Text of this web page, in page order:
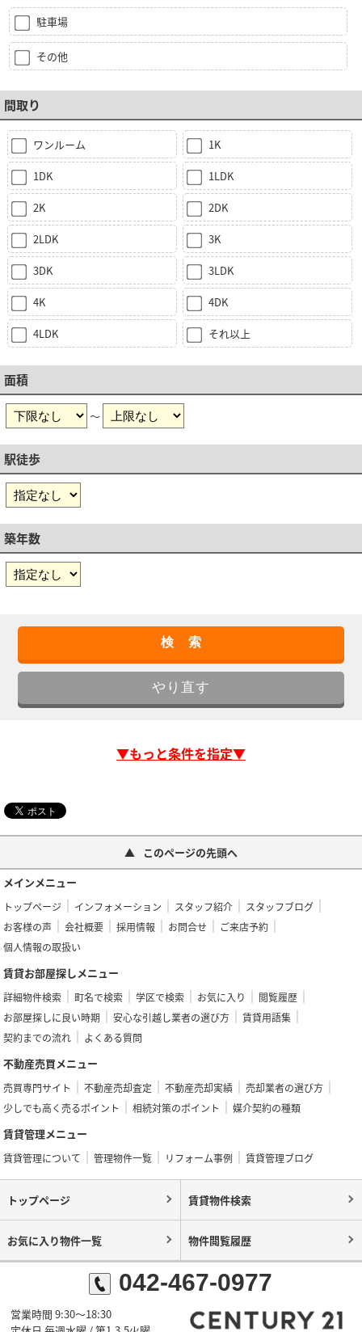
駐車場
その他
間取り
ワンルーム 1K
1DK 1LDK
2K 2DK
2LDK 3K
3DK 3LDK
4K 4DK
4LDK それ以上
面積
～
駅徒歩
築年数
▼もっと条件を指定▼
このページの先頭へ
メインメニュー
トップページ インフォメーション スタッフ紹介
スタッフブログ
お客様の声
会社概要 採用情報 お問合せ
ご来店予約
個人情報の取扱い
賃貸お部屋探しメニュー
詳細物件検索 町名で検索 学区で検索 お気に入り
閲覧履歴
お部屋探しに良い時期
安心な引越し業者の選び方
賃貸用語集
契約までの流れ
よくある質問
不動産売買メニュー
売買専門サイト 不動産売却査定 不動産売却実績
売却業者の選び方
少しでも高く売るポイント
相続対策のポイント 媒介契約の種類
賃貸管理メニュー
賃貸管理について 管理物件一覧 リフォーム事例 賃貸管理ブログ
トップページ 賃貸物件検索
お気に入り物件一覧 物件閲覧履歴
042-467-0977
営業時間 9:30～18:30